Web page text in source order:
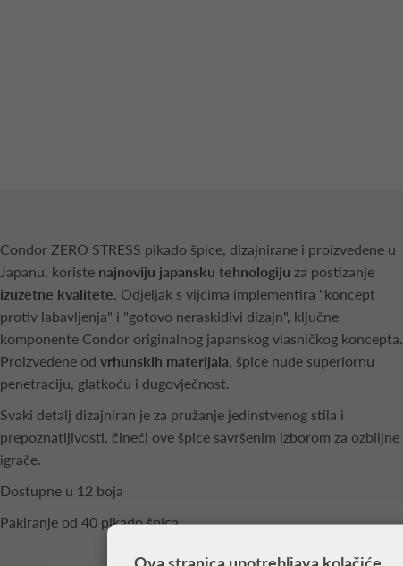
Condor ZERO STRESS pikado špice, dizajnirane i proizvedene u
Japanu, koriste najnoviju japansku tehnologiju za postizanje
izuzetne kvalitete. Odjeljak s vijcima implementira "koncept
protiv labavljenja" i "gotovo neraskidivi dizajn", ključne
komponente Condor originalnog japanskog vlasničkog koncepta.
Proizvedene od vrhunskih materijala, špice nude superiornu
penetraciju, glatkoću i dugovječnost.
Svaki detalj dizajniran je za pružanje jedinstvenog stila i
prepoznatljivosti, čineći ove špice savršenim izborom za ozbiljne
igrače.
Dostupne u 12 boja
Pakiranje od 40 pikado špica
Ova stranica upotrebljava kolačiće